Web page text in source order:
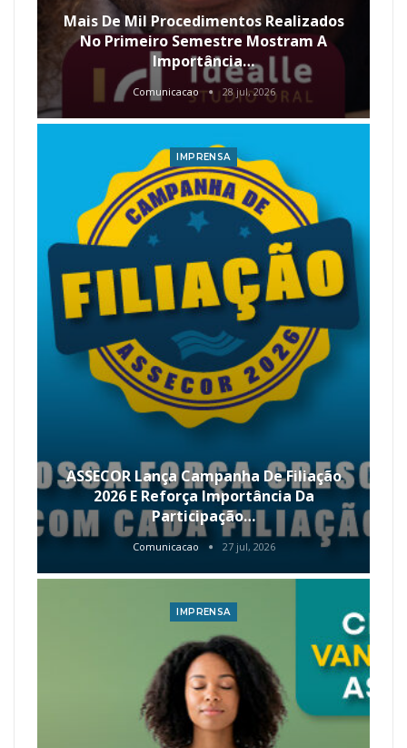
Mais De Mil Procedimentos Realizados
No Primeiro Semestre Mostram A
Importância…
Comunicacao 28 jul, 2026
IMPRENSA
ASSECOR Lança Campanha De Filiação
2026 E Reforça Importância Da
Participação…
Comunicacao 27 jul, 2026
IMPRENSA